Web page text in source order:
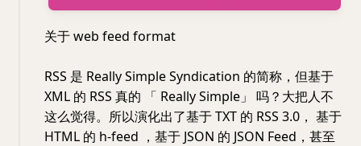
关于 web feed format
RSS 是 Really Simple Syndication 的简称，但基于
XML 的 RSS 真的 「 Really Simple」 吗？大把人不
这么觉得。所以演化出了基于 TXT 的 RSS 3.0， 基于
HTML 的 h-feed ，基于 JSON 的 JSON Feed，甚至